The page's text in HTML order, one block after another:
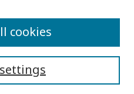
cookies